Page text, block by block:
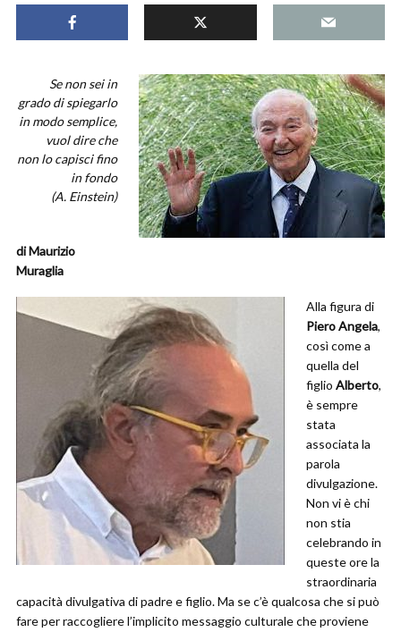
Se non sei in
grado di spiegarlo
in modo semplice,
vuol dire che
non lo capisci fino
in fondo
(A. Einstein)
di Maurizio
Muraglia
Alla figura di
Piero Angela,
così come a
quella del
figlio Alberto,
è sempre
stata
associata la
parola
divulgazione.
Non vi è chi
non stia
celebrando in
queste ore la
straordinaria
capacità divulgativa di padre e figlio. Ma se c’è qualcosa che si può
fare per raccogliere l’implicito messaggio culturale che proviene